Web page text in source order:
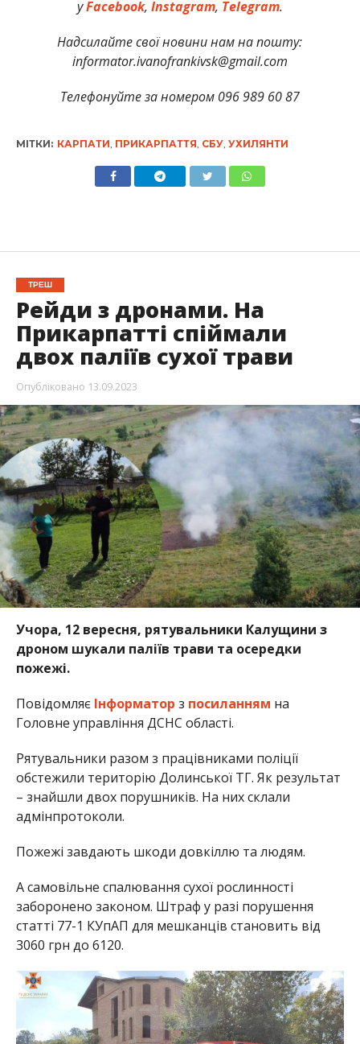
уFacebook, Instagram, Telegram.
Надсилайте свої новини нам на пошту:
informator.ivanofrankivsk@gmail.com
Телефонуйте за номером 096 989 60 87
МІТКИ: КАРПАТИ, ПРИКАРПАТТЯ, СБУ, УХИЛЯНТИ
ТРЕШ
Рейди з дронами. На
Прикарпатті спіймали
двох паліїв сухої трави
Опубліковано 13.09.2023
Учора, 12 вересня, рятувальники Калущини з
дроном шукали паліїв трави та осередки
пожежі.
Повідомляє Інформатор з посиланням на
Головне управління ДСНС області.
Рятувальники разом з працівниками поліції
обстежили територію Долинської ТГ. Як результат
– знайшли двох порушників. На них склали
адмінпротоколи.
Пожежі завдають шкоди довкіллю та людям.
А самовільне спалювання сухої рослинності
заборонено законом. Штраф у разі порушення
статті 77-1 КУпАП для мешканців становить від
3060 грн до 6120.